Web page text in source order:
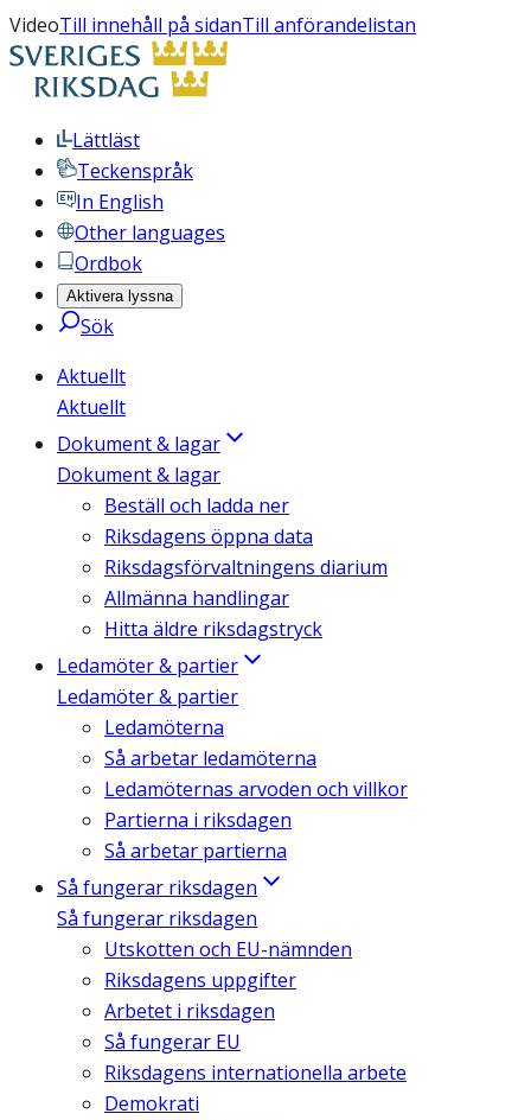
VideoTill innehåll på sidanTill anförandelistan
Lättläst
Teckenspråk
In English
Other languages
Ordbok
Aktivera lyssna
Sök
Aktuellt
Aktuellt
Dokument & lagar
Dokument & lagar
Beställ och ladda ner
Riksdagens öppna data
Riksdagsförvaltningens diarium
Allmänna handlingar
Hitta äldre riksdagstryck
Ledamöter & partier
Ledamöter & partier
Ledamöterna
Så arbetar ledamöterna
Ledamöternas arvoden och villkor
Partierna i riksdagen
Så arbetar partierna
Så fungerar riksdagen
Så fungerar riksdagen
Utskotten och EU-nämnden
Riksdagens uppgifter
Arbetet i riksdagen
Så fungerar EU
Riksdagens internationella arbete
Demokrati